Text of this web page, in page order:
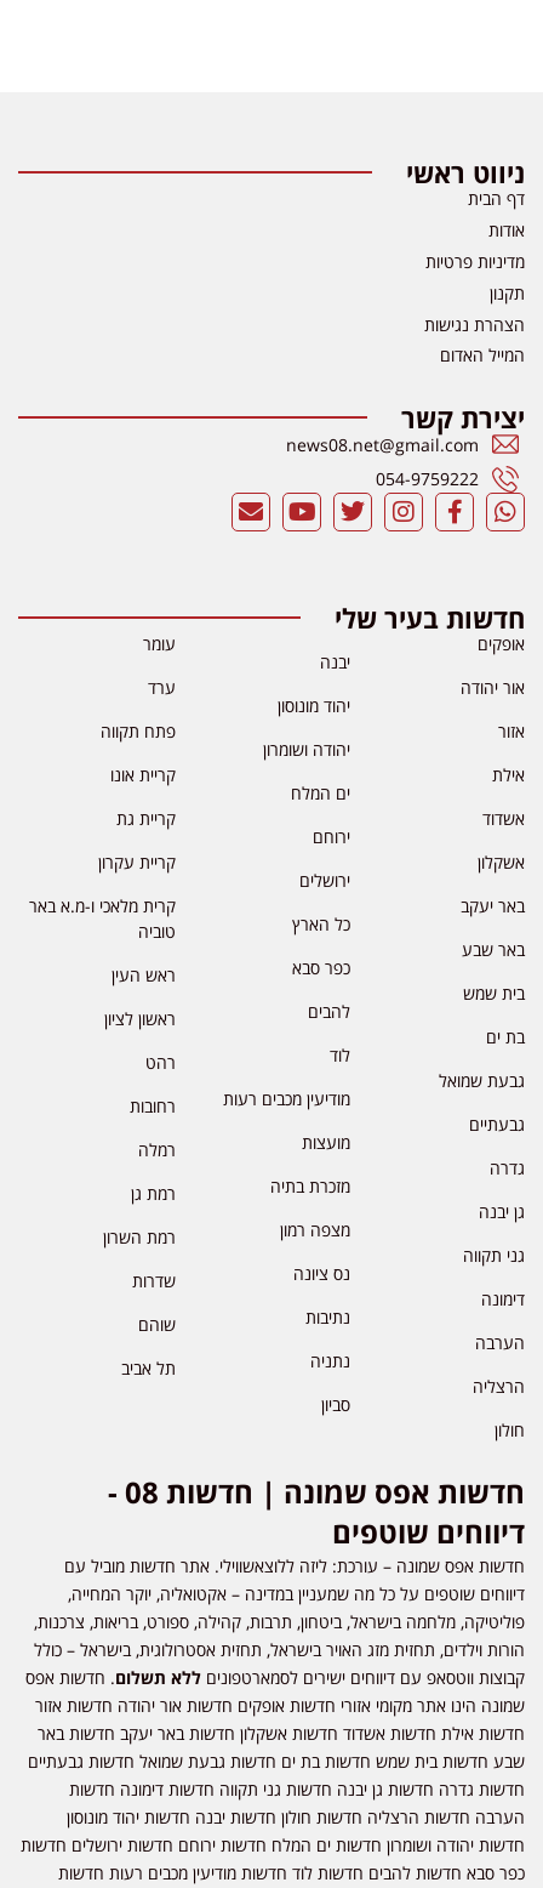
ניווט ראשי
דף הבית
אודות
מדיניות פרטיות
תקנון
הצהרת נגישות
המייל האדום
יצירת קשר
news08.net@gmail.com
054-9759222
חדשות בעיר שלי
אופקים
אור יהודה
אזור
אילת
אשדוד
אשקלון
באר יעקב
באר שבע
בית שמש
בת ים
גבעת שמואל
גבעתיים
גדרה
גן יבנה
גני תקווה
דימונה
הערבה
הרצליה
חולון
יבנה
יהוד מונוסון
יהודה ושומרון
ים המלח
ירוחם
ירושלים
כל הארץ
כפר סבא
להבים
לוד
מודיעין מכבים רעות
מועצות
מזכרת בתיה
מצפה רמון
נס ציונה
נתיבות
נתניה
סביון
עומר
ערד
פתח תקווה
קריית אונו
קריית גת
קריית עקרון
קרית מלאכי ו-מ.א באר
טוביה
ראש העין
ראשון לציון
רהט
רחובות
רמלה
רמת גן
רמת השרון
שדרות
שוהם
תל אביב
חדשות אפס שמונה | חדשות 08 -
דיווחים שוטפים
חדשות אפס שמונה – עורכת: ליזה ללוצאשווילי. אתר חדשות מוביל עם
דיווחים שוטפים על כל מה שמעניין במדינה – אקטואליה, יוקר המחייה,
פוליטיקה, מלחמה בישראל, ביטחון, תרבות, קהילה, ספורט, בריאות, צרכנות,
הורות וילדים, תחזית מזג האויר בישראל, תחזית אסטרולוגית, בישראל – כולל
קבוצות ווטסאפ עם דיווחים ישירים לסמארטפונים ללא תשלום. חדשות אפס
שמונה הינו אתר מקומי אזורי חדשות אופקים חדשות אור יהודה חדשות אזור
חדשות אילת חדשות אשדוד חדשות אשקלון חדשות באר יעקב חדשות באר
שבע חדשות בית שמש חדשות בת ים חדשות גבעת שמואל חדשות גבעתיים
חדשות גדרה חדשות גן יבנה חדשות גני תקווה חדשות דימונה חדשות
הערבה חדשות הרצליה חדשות חולון חדשות יבנה חדשות יהוד מונוסון
חדשות יהודה ושומרון חדשות ים המלח חדשות ירוחם חדשות ירושלים חדשות
כפר סבא חדשות להבים חדשות לוד חדשות מודיעין מכבים רעות חדשות